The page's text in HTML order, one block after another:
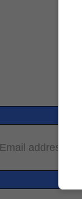
Email address